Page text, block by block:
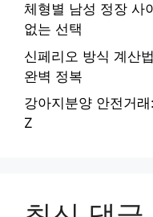
체형별 남성 정장 사
없는 선택
신페리오 방식 계산
완벽 정복
강아지분양 안전거
Z